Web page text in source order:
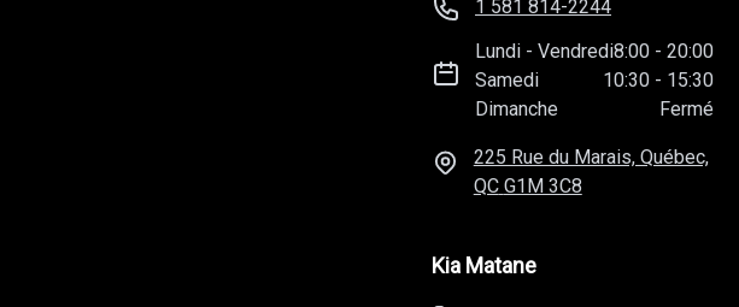
1 581 814-2244
Lundi -Vendredi8:00 - 20:00
Samedi
10:30 - 15:30
Dimanche
Fermé
225 Rue du Marais, Québec,
QC G1M 3C8
Kia Matane